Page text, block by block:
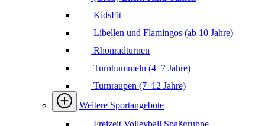
KidsFit
Libellen und Flamingos (ab 10 Jahre)
Rhönradturnen
Turnhummeln (4–7 Jahre)
Turnraupen (7–12 Jahre)
Weitere Sportangebote
Freizeit Volleyball Spaßgruppe